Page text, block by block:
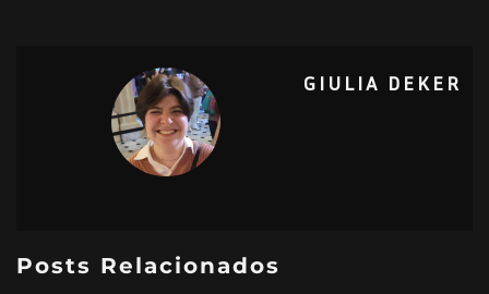
GIULIA DEKER
Posts Relacionados